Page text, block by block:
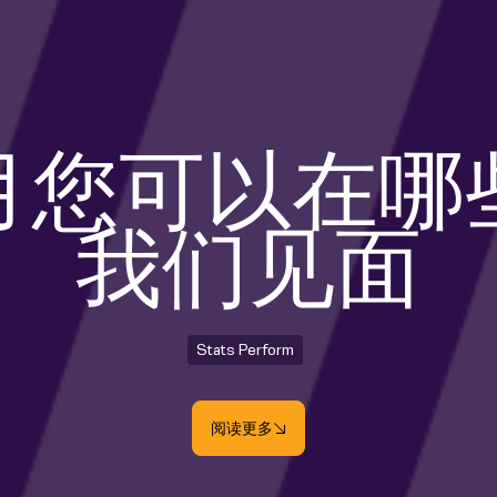
您可以在哪
我们见面
Stats Perform
阅读更多